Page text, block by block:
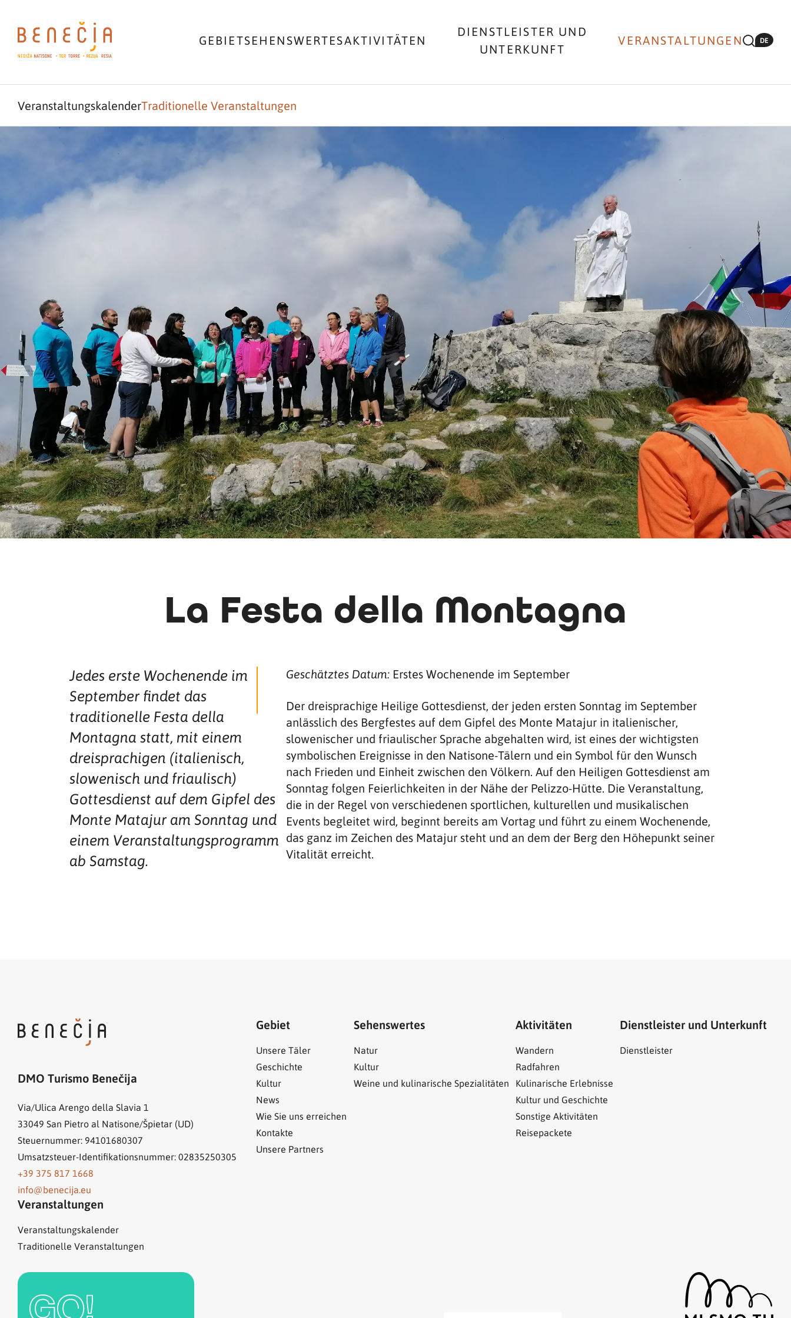
GEBIETSEHENSWERTESAKTIVITÄTEN
DIENSTLEISTER UND
UNTERKUNFT
VERANSTALTUNGEN DE
VeranstaltungskalenderTraditionelle Veranstaltungen
La Festa della Montagna
Jedes erste Wochenende im
September findet das
traditionelle Festa della
Montagna statt, mit einem
dreisprachigen (italienisch,
slowenisch und friaulisch)
Gottesdienst auf dem Gipfel des
Monte Matajur am Sonntag und
einem Veranstaltungsprogramm
ab Samstag.
Geschätztes Datum: Erstes Wochenende im September
Der dreisprachige Heilige Gottesdienst, der jeden ersten Sonntag im September
anlässlich des Bergfestes auf dem Gipfel des Monte Matajur in italienischer,
slowenischer und friaulischer Sprache abgehalten wird, ist eines der wichtigsten
symbolischen Ereignisse in den Natisone-Tälern und ein Symbol für den Wunsch
nach Frieden und Einheit zwischen den Völkern. Auf den Heiligen Gottesdienst am
Sonntag folgen Feierlichkeiten in der Nähe der Pelizzo-Hütte. Die Veranstaltung,
die in der Regel von verschiedenen sportlichen, kulturellen und musikalischen
Events begleitet wird, beginnt bereits am Vortag und führt zu einem Wochenende,
das ganz im Zeichen des Matajur steht und an dem der Berg den Höhepunkt seiner
Vitalität erreicht.
DMO Turismo Benečija
Via/Ulica Arengo della Slavia 1
33049 San Pietro al Natisone/Špietar (UD)
Steuernummer: 94101680307
Umsatzsteuer-Identifikationsnummer: 02835250305
+39 375 817 1668
info@benecija.eu
Gebiet
Unsere Täler
Geschichte
Kultur
News
Wie Sie uns erreichen
Kontakte
Unsere Partners
Sehenswertes
Natur
Kultur
Weine und kulinarische Spezialitäten
Aktivitäten
Wandern
Radfahren
Kulinarische Erlebnisse
Kultur und Geschichte
Sonstige Aktivitäten
Reisepackete
Dienstleister und Unterkunft
Dienstleister
Veranstaltungen
Veranstaltungskalender
Traditionelle Veranstaltungen